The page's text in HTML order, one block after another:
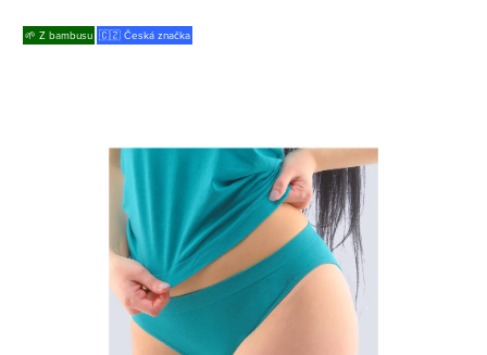
🌱 Z bambusu 🇨🇿 Česká značka